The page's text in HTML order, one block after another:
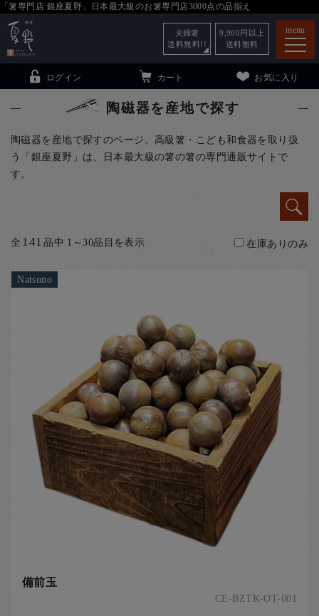
「箸専門店 銀座夏野」日本最大級のお箸専門店3000点の品揃え
menu
こども和食器 小夏について
ご利用ガイド
お知らせ
箸ブログ
English
ログイン カート お気に入り
夫婦箸
送料無料!!
9,900 円以上
送料無料
陶磁器を産地で探す
陶磁器を産地で探すのページ。高級箸・こども和食器を取り扱
う「銀座夏野」は、日本最大級の箸の箸の専門通販サイトで
す。
全 141品中 1～30品目を表示 在庫ありのみ
Natsuno
備前玉
CE-BZTK-OT-001